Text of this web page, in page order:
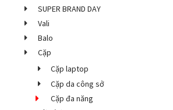
SUPER BRAND DAY
Vali
Balo
Cặp
Cặp laptop
Cặp da công sở
Cặp đa năng